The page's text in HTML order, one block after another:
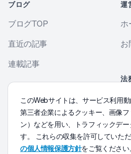
ブログ
ブログTOP
直近の記事
連載記事
その他
Morse符号練習
運
ホ
お
法
個
このWebサイトは、サービス利用動
第三者企業によるクッキー、画像
ン）などを用い、トラフィックデ
す。 これらの収集を許可していた
の個人情報保護方針をご覧ください